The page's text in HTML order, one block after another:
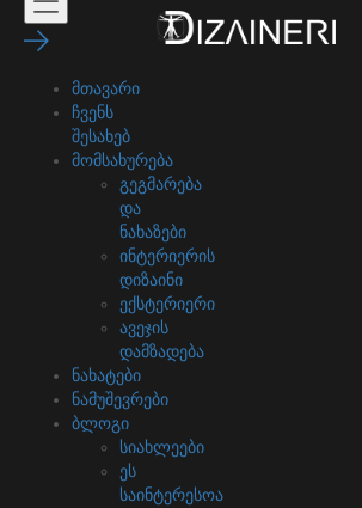
მთავარი
ჩვენს
შესახებ
მომსახურება
გეგმარება
და
ნახაზები
ინტერიერის
დიზაინი
ექსტერიერი
ავეჯის
დამზადება
ნახატები
ნამუშევრები
ბლოგი
სიახლეები
ეს
საინტერესოა